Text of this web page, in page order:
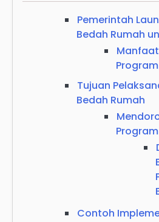
Pemerintah
Bedah Rumah
Tujuan
Bedah Rumah
Contoh